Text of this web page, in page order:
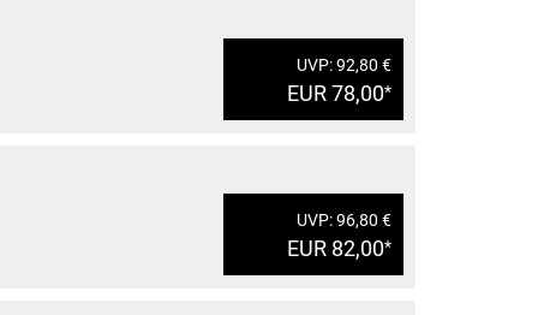
UVP: 92,80 €
EUR 78,00*
UVP: 96,80 €
EUR 82,00*